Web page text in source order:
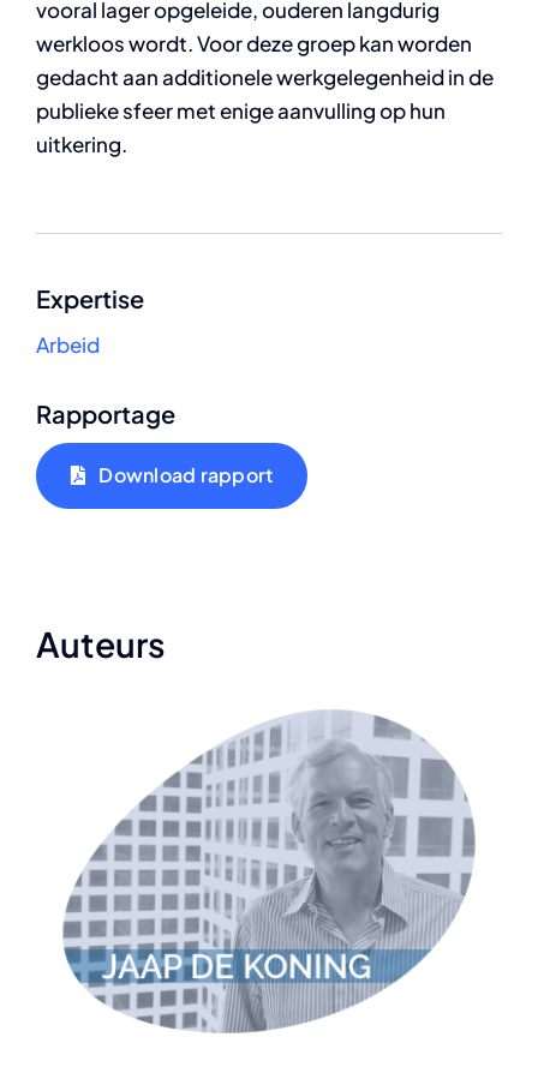
vooral lager opgeleide, ouderen langdurig
werkloos wordt. Voor deze groep kan worden
gedacht aan additionele werkgelegenheid in de
publieke sfeer met enige aanvulling op hun
uitkering.
Expertise
Arbeid
Rapportage
Download rapport
Auteurs